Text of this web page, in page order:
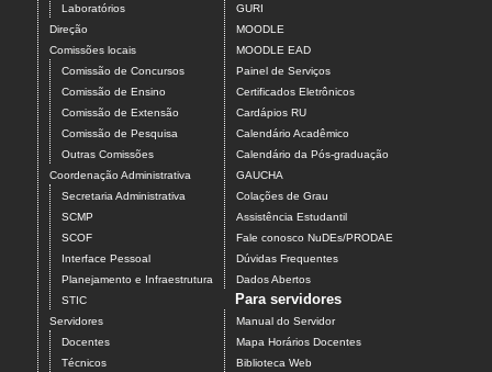
Laboratórios
Direção
Comissões locais
Comissão de Concursos
Comissão de Ensino
Comissão de Extensão
Comissão de Pesquisa
Outras Comissões
Coordenação Administrativa
Secretaria Administrativa
SCMP
SCOF
Interface Pessoal
Planejamento e Infraestrutura
STIC
Servidores
Docentes
Técnicos
GURI
MOODLE
MOODLE EAD
Painel de Serviços
Certificados Eletrônicos
Cardápios RU
Calendário Acadêmico
Calendário da Pós-graduação
GAUCHA
Colações de Grau
Assistência Estudantil
Fale conosco NuDEs/PRODAE
Dúvidas Frequentes
Dados Abertos
Para servidores
Manual do Servidor
Mapa Horários Docentes
Biblioteca Web